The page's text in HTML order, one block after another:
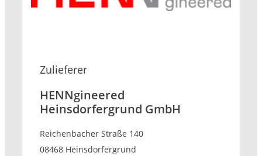
Zulieferer
HENNgineered
Heinsdorfergrund GmbH
Reichenbacher Straße 140
08468 Heinsdorfergrund